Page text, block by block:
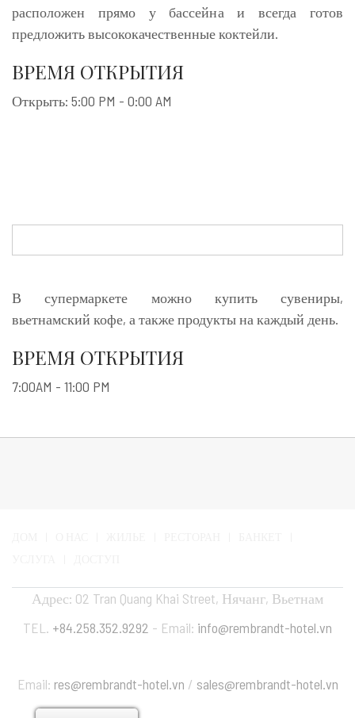
расположен прямо у бассейна и всегда готов
предложить высококачественные коктейли.
ВРЕМЯ ОТКРЫТИЯ
Открыть: 5:00 PM - 0:00 AM
В супермаркете можно купить сувениры,
вьетнамский кофе, а также продукты на каждый день.
ВРЕМЯ ОТКРЫТИЯ
7:00AM - 11:00 PM
Адрес: 02 Tran Quang Khai Street, Нячанг, Вьетнам
TEL. +84.258.352.9292 - Email: info@rembrandt-hotel.vn
Email: res@rembrandt-hotel.vn / sales@rembrandt-hotel.vn